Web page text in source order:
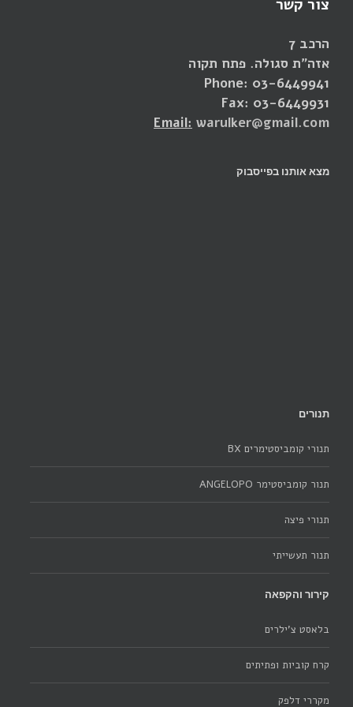
הרכב 7
אזה"ת סגולה. פתח תקוה
Phone: 03-6449941
Fax: 03-6449931
Email: warulker@gmail.com
מצא אותנו בפייסבוק
תנורים
תנורי קומביסטימרים BX
תנור קומביסטימר ANGELOPO
תנורי פיצה
תנור תעשייתי
קירור והקפאה
בלאסט צ'ילרים
קרח קוביות ופתיתים
מקררי דלפק